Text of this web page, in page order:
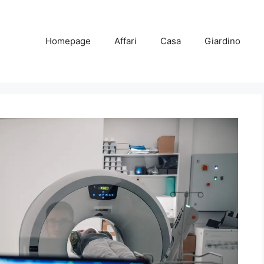
Homepage Affari Casa Giardino